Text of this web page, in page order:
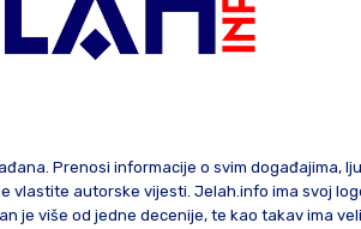
Prenosi informacije o svim događajima,
vlastite autorske vijesti. Jelah.info ima svoj
je više od jedne decenije, te kao takav ima